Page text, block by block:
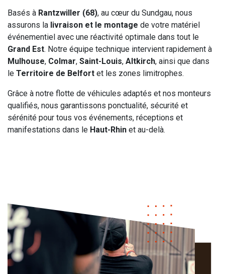
Basés à Rantzwiller (68), au cœur du Sundgau, nous
assurons la livraison et le montage de votre matériel
événementiel avec une réactivité optimale dans tout le
Grand Est. Notre équipe technique intervient rapidement à
Mulhouse, Colmar, Saint-Louis, Altkirch, ainsi que dans
le Territoire de Belfort et les zones limitrophes.
Grâce à notre flotte de véhicules adaptés et nos monteurs
qualifiés, nous garantissons ponctualité, sécurité et
sérénité pour tous vos événements, réceptions et
manifestations dans le Haut-Rhin et au-delà.